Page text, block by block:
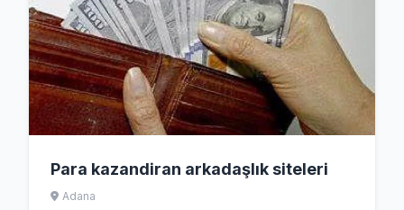
Para kazandiran arkadaşlık siteleri
Adana